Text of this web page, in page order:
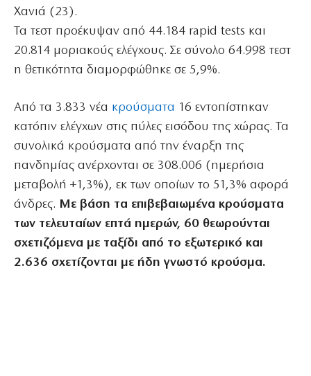
Χανιά (23).
Τα τεστ προέκυψαν από 44.184 rapid tests και
20.814 μοριακούς ελέγχους. Σε σύνολο 64.998 τεστ
η θετικότητα διαμορφώθηκε σε 5,9%.
Από τα 3.833 νέα κρούσματα 16 εντοπίστηκαν
κατόπιν ελέγχων στις πύλες εισόδου της χώρας. Τα
συνολικά κρούσματα από την έναρξη της
πανδημίας ανέρχονται σε 308.006 (ημερήσια
μεταβολή +1,3%), εκ των οποίων το 51,3% αφορά
άνδρες. Με βάση τα επιβεβαιωμένα κρούσματα
των τελευταίων επτά ημερών, 60 θεωρούνται
σχετιζόμενα με ταξίδι από το εξωτερικό και
2.636 σχετίζονται με ήδη γνωστό κρούσμα.